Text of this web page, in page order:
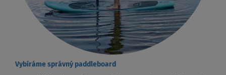
Vybíráme správný paddleboard